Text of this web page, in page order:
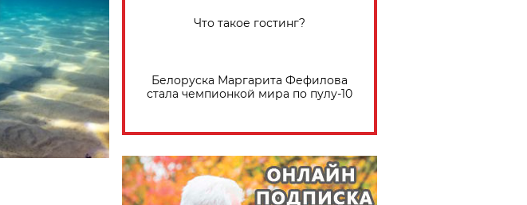
Что такое гостинг?
Белоруска Маргарита Фефилова
стала чемпионкой мира по пулу-10